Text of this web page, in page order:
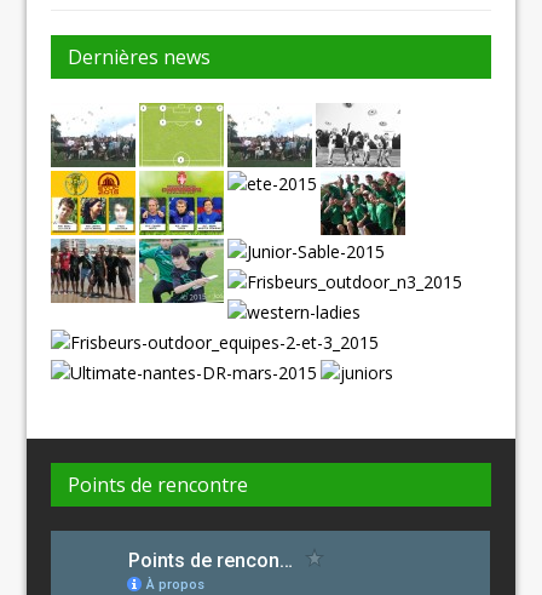
Dernières news
Points de rencontre